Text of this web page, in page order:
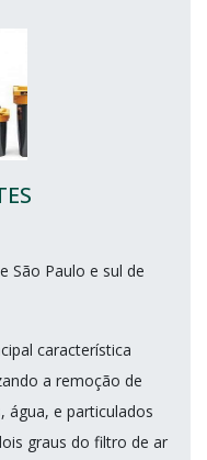
São Paulo e sul de
característica
a remoção de
água, e particulados
graus do filtro de ar